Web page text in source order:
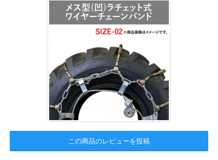
この商品のレビューを投稿